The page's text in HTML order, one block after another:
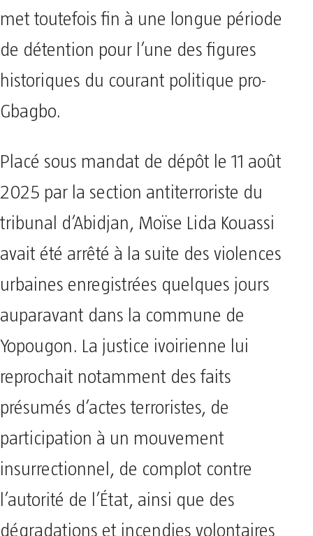
met toutefois fin à une longue période
de détention pour l’une des figures
historiques du courant politique pro-
Gbagbo.
Placé sous mandat de dépôt le 11 août
2025 par la section antiterroriste du
tribunal d’Abidjan, Moïse Lida Kouassi
avait été arrêté à la suite des violences
urbaines enregistrées quelques jours
auparavant dans la commune de
Yopougon. La justice ivoirienne lui
reprochait notamment des faits
présumés d’actes terroristes, de
participation à un mouvement
insurrectionnel, de complot contre
l’autorité de l’État, ainsi que des
dégradations et incendies volontaires